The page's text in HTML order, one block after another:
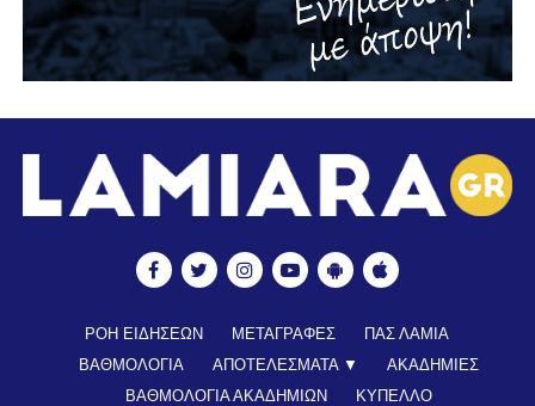
ΡΟΗ ΕΙΔΗΣΕΩΝ ΜΕΤΑΓΡΑΦΕΣ
ΠΑΣ ΛΑΜΙΑ
ΒΑΘΜΟΛΟΓΙΑ
ΑΠΟΤΕΛΕΣΜΑΤΑ ▼
ΑΚΑΔΗΜΙΕΣ
ΒΑΘΜΟΛΟΓΙΑ ΑΚΑΔΗΜΙΩΝ
ΚΥΠΕΛΛΟ